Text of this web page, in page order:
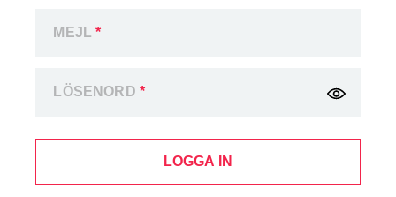
MEJL*
LÖSENORD *
LOGGA IN